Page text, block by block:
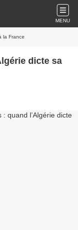
MENU
la France
dicte sa